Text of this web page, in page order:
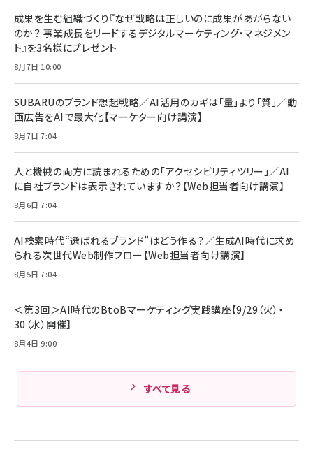
￥1,100
anan(アンアン)2026/07/08号
￥880
組織の成果を最大化する ルールのデザイン
Amazonランキングをもっと見る
止 貼りやすい ガイド枠付き いPhone17 (6.3
インチ) 対応 2枚セット DSP25F1698
￥1,599
￥6,980
【完全ワイヤレスイヤホン/アクティブノイズキャ
再生 / PSE技術基準適合】ブラック
￥5,990
ケーブル Anker絡まないケーブル 240W 結束バン
ド付き USB PD対応 シリコン素材採用 iPhone
17 / 16 / 15 / Galaxy iPad Pro MacBook
Pro/Air 各種対応 (1.8m ミッドナイトブラック)
￥1,890
￥5,000
Anker PowerLine III Flow USB-C & USB-
MacBook Pro/Air 各種対応 (1.8m ミッドナ
イトブラック)
￥1,890
￥4,192
サッポロ 生ビール 黒ラベル 350ml 缶 24本 ビー
成果を生む組織づくり『なぜ戦略は正しいのに成果があがらない
のか？ 事業成長をリードするデジタルマーケティング・マネジメン
ト』を3名様にプレゼント
8月7日 10:00
SUBARUのブランド想起戦略／AI活用のカギは「量」より「質」／動
画広告をAIで最大化【マーケター向け講演】
8月7日 7:04
人と機械の両方に読まれるための「アクセシビリティツリー」／AI
に自社ブランドは表示されていますか？【Web担当者向け講演】
8月6日 7:04
AI検索時代“選ばれるブランド”はどう作る？／生成AI時代に求め
られる次世代Web制作フロー【Web担当者向け講演】
8月5日 7:04
＜第3回＞AI時代のBtoBマーケティング実践講座【9/29（火）・
30（水）開催】
8月4日 9:00
すべて見る